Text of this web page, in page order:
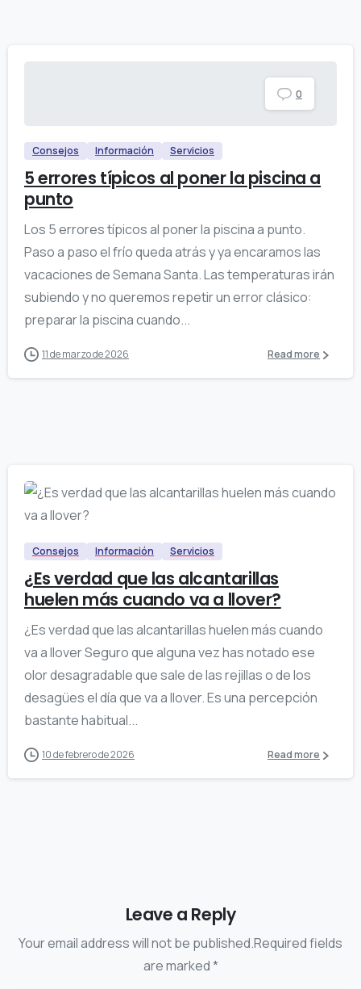
0
Consejos Información Servicios
5 errores típicos al poner la piscina a
punto
Los 5 errores típicos al poner la piscina a punto.
Paso a paso el frío queda atrás y ya encaramos las
vacaciones de Semana Santa. Las temperaturas irán
subiendo y no queremos repetir un error clásico:
preparar la piscina cuando...
11 de marzo de 2026 Read more
0
Consejos Información Servicios
¿Es verdad que las alcantarillas
huelen más cuando va a llover?
¿Es verdad que las alcantarillas huelen más cuando
va a llover Seguro que alguna vez has notado ese
olor desagradable que sale de las rejillas o de los
desagües el día que va a llover. Es una percepción
bastante habitual...
10 de febrero de 2026 Read more
Leave a Reply
Your email address will not be published.Required fields
are marked *